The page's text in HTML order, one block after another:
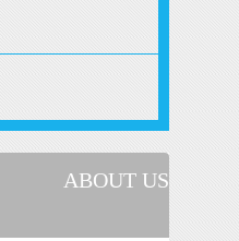
ABOUT US